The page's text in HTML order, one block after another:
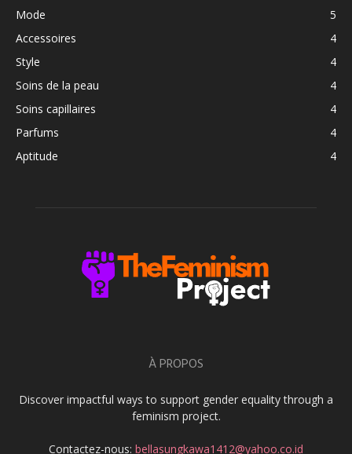
Mode
5
Accessoires
4
Style
4
Soins de la peau
4
Soins capillaires
4
Parfums
4
Aptitude
4
À PROPOS
Discover impactful ways to support gender equality through a
feminism project.
Contactez-nous: bellasungkawa1412@yahoo.co.id